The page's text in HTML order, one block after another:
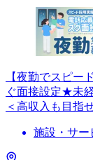
【夜勤でスピー
ぐ面接設定★未
＜高収入も目指
施設・サー